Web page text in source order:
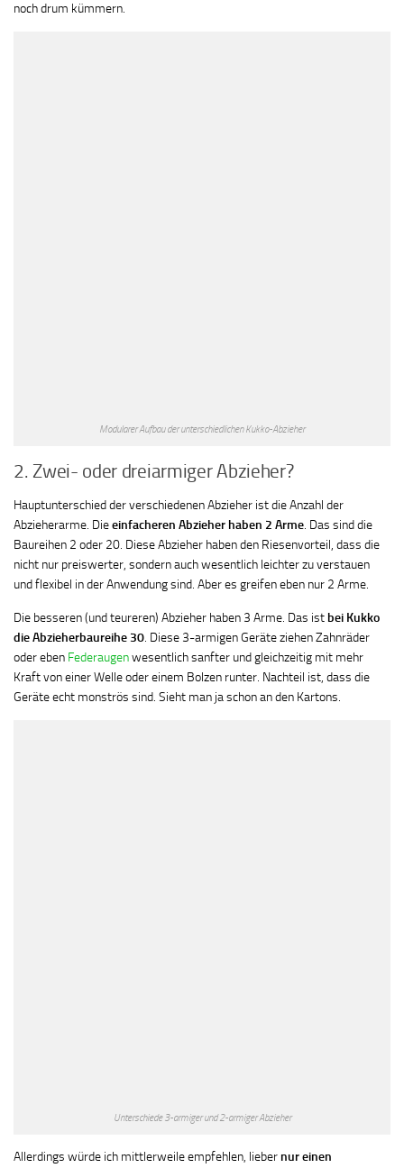
noch drum kümmern.
Modularer Aufbau der unterschiedlichen Kukko-Abzieher
2. Zwei- oder dreiarmiger Abzieher?
Hauptunterschied der verschiedenen Abzieher ist die Anzahl der
Abzieherarme. Dieeinfacheren Abzieher haben 2 Arme. Das sind die
Baureihen 2 oder 20. Diese Abzieher haben den Riesenvorteil, dass die
nicht nur preiswerter, sondern auch wesentlich leichter zu verstauen
und flexibel in der Anwendung sind. Aber es greifen eben nur 2 Arme.
Die besseren (und teureren) Abzieher haben 3 Arme. Das ist bei Kukko
die Abzieherbaureihe 30. Diese 3-armigen Geräte ziehen Zahnräder
oder eben Federaugenwesentlich sanfter und gleichzeitig mit mehr
Kraft von einer Welle oder einem Bolzen runter. Nachteil ist, dass die
Geräte echt monströs sind. Sieht man ja schon an den Kartons.
Unterschiede 3-armiger und 2-armiger Abzieher
Allerdings würde ich mittlerweile empfehlen, lieber nur einen